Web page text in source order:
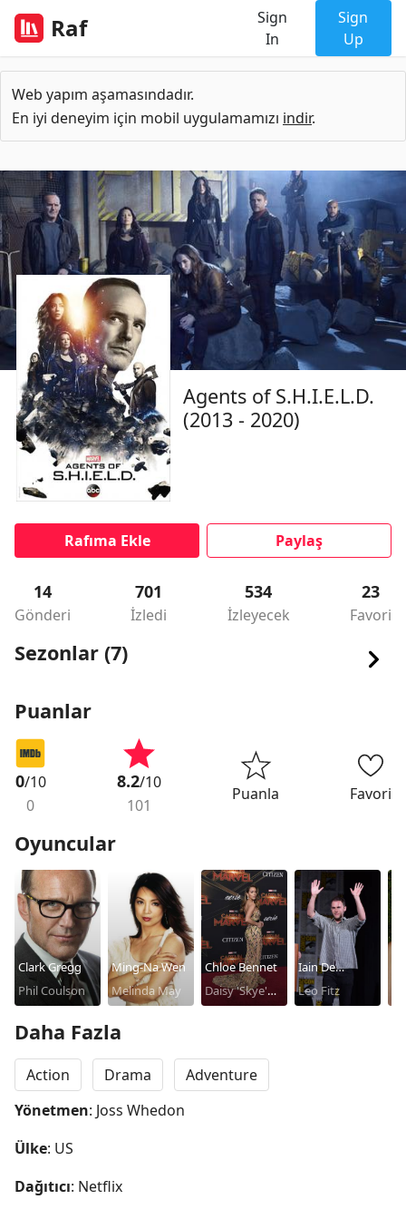
Raf
Sign
In
Sign
Up
Web yapım aşamasındadır.
En iyi deneyim için mobil uygulamamızı indir.
Agents of S.H.I.E.L.D.
(2013 - 2020)
Rafıma Ekle Paylaş
14
Gönderi
701
İzledi
534
İzleyecek
23
Favori
Sezonlar (7)
Puanlar
0/10
0
8.2/10
101
Puanla Favori
Oyuncular
Clark Gregg
Phil Coulson
Ming-Na Wen
Melinda May
Chloe Bennet
Daisy 'Skye'
Iain De
Caestecker
Leo Fitz
Daha Fazla
Action Drama
Adventure
Yönetmen: Joss Whedon
Ülke: US
Dağıtıcı: Netflix